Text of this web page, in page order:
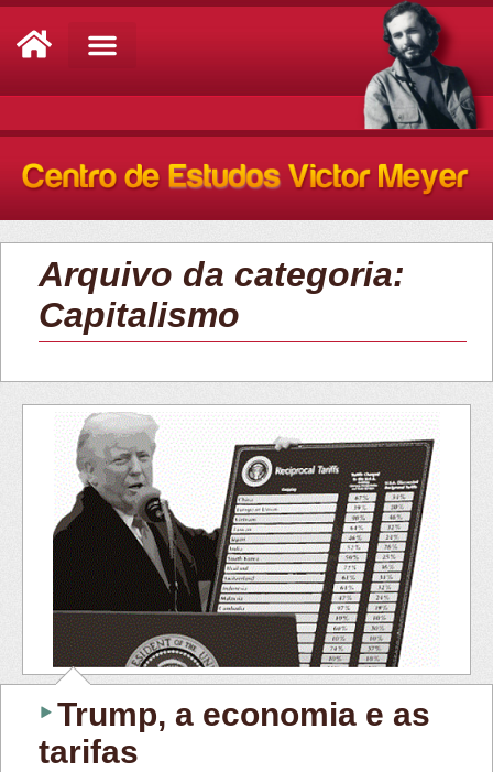
Arquivo da categoria:
Capitalismo
Trump, a economia e as
tarifas